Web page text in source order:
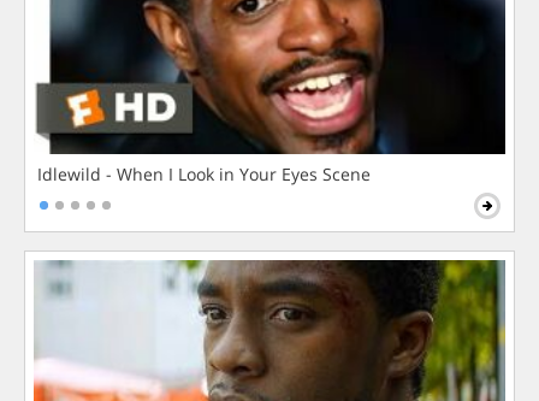
Idlewild - When I Look in Your Eyes Scene